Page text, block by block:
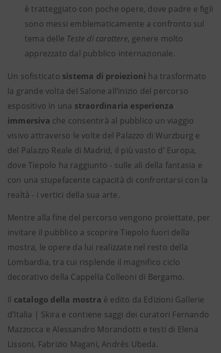
è tratteggiato con poche opere, dove padre e figli
sono messi emblematicamente a confronto sul
tema delle Teste di carattere, genere molto
apprezzato dal pubblico internazionale.
Un sofisticato sistema di proiezioni ha trasformato
la grande volta del Salone all’inizio del percorso
espositivo in una straordinaria esperienza
immersiva che consentirà al pubblico un viaggio
visivo attraverso le volte del Palazzo di Wurzburg e
del Palazzo Reale di Madrid, il più vasto d’ Europa,
dove Tiepolo ha raggiunto - sulle ali della fantasia e
con una stupefacente capacità di confrontarsi con la
realtà - i vertici della sua arte.
Mentre alla fine del percorso vengono proiettate, per
invitare il pubblico a scoprire Tiepolo fuori della
mostra, le opere da lui realizzate nel resto della
Lombardia, tra cui risplende il magnifico ciclo
decorativo della Cappella Colleoni di Bergamo.
Il catalogo della mostra è edito da Edizioni Gallerie
d’Italia | Skira e contiene saggi dei curatori Fernando
Mazzocca e Alessandro Morandotti e testi di Elena
Lissoni, Fabrizio Magani, Andrés Ubeda.